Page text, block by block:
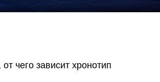
чего зависит хронотип